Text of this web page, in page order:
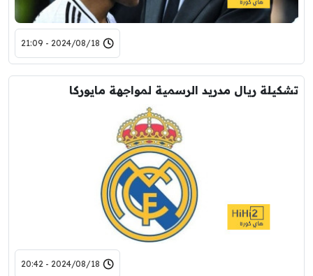
2024/08/18 - 21:09
تشكيلة ريال مدريد الرسمية لمواجهة مايوركا
2024/08/18 - 20:42